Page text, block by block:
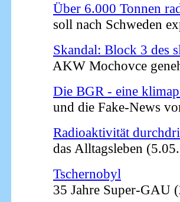
Über 6.000 Tonnen
soll nach Schweden
Skandal: Block 3 des
AKW Mochovce
Die BGR - eine
und die Fake-News
Radioaktivität
das Alltagsleben
Tschernobyl
35 Jahre Super-GAU